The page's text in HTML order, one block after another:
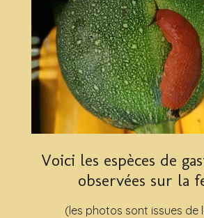
Voici les espèces de
observées sur la
(les photos sont issues de